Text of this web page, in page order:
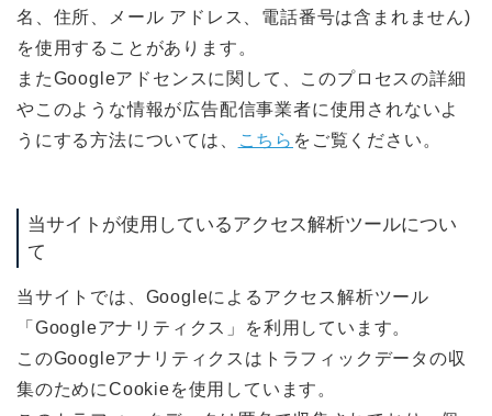
名、住所、メール アドレス、電話番号は含まれません)
を使用することがあります。
またGoogleアドセンスに関して、このプロセスの詳細
やこのような情報が広告配信事業者に使用されないよ
うにする方法については、
こちら をご覧ください。
当サイトが使用しているアクセス解析ツールについ
て
当サイトでは、Googleによるアクセス解析ツール
「Googleアナリティクス」を利用しています。
このGoogleアナリティクスはトラフィックデータの収
集のためにCookieを使用しています。